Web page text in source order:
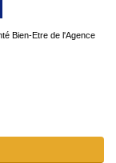
Bien-Etre de l'Agence